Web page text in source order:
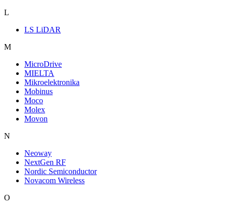
L
LS LiDAR
M
MicroDrive
MIELTA
Mikroelektronika
Mobinus
Moco
Molex
Movon
N
Neoway
NextGen RF
Nordic Semiconductor
Novacom Wireless
O